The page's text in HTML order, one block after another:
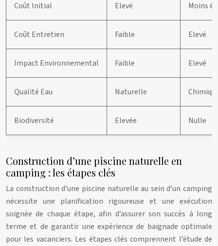
Coût Initial Elevé Moins
Coût Entretien Faible Elevé
Impact Environnemental Faible Elevé
Qualité Eau Naturelle
Biodiversité Elevée Nulle
Construction d’une piscine naturelle en
camping : les étapes clés
La construction d’une piscine naturelle au sein d’un camping
nécessite une planification rigoureuse et une exécution
soignée de chaque étape, afin d’assurer son succès à long
terme et de garantir une expérience de baignade optimale
pour les vacanciers. Les étapes clés comprennent l’étude de